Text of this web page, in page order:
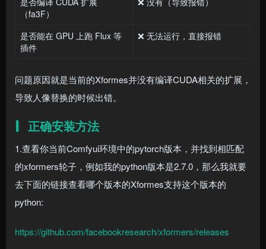
（fa3F）
是否能在 GPU 上跑 Flux 等
插件
❌ 无法运行，直接报错
问题原因就是当前的Xformes并没有编译CUDA相关的扩展，
导致人像替换的时候出错。
正确安装方法
1.查看你当前Comfyui环境中的pytorch版本，并找到相匹配
的xformers轮子，例如我的python版本是2.7.0，那么我就要
去下面的链接查看哪个版本的Xformes支持这个版本的
python:
https://github.com/facebookresearch/xformers/releases